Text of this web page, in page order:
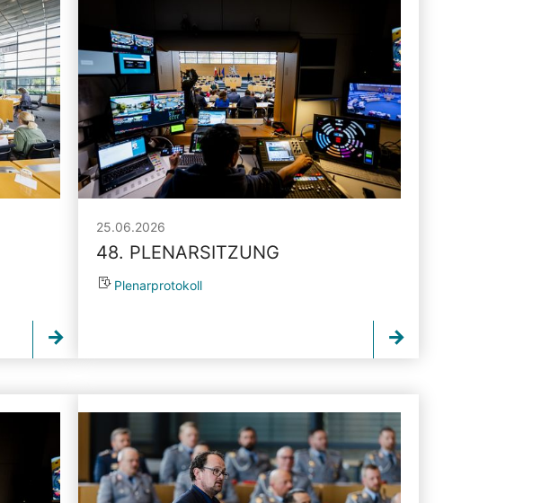
25.06.2026
48. PLENARSITZUNG
Plenarprotokoll